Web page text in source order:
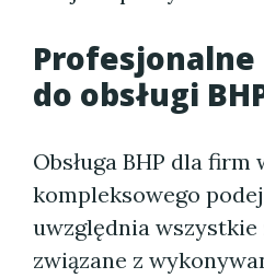
Profesjonalne
do obsługi
Obsługa BHP dla firm
kompleksowego
uwzględnia wszystkie
związane z